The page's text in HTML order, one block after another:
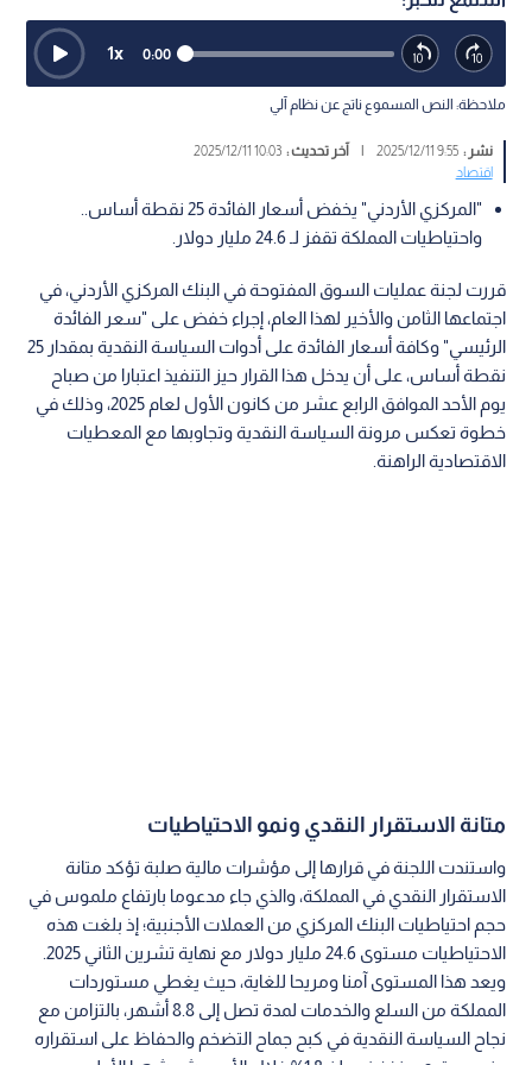
0:00
1x
ملاحظة: النص المسموع ناتج عن نظام آلي
نشر :9:55 2025/12/11 آخر تحديث :10:03 2025/12/11
اقتصاد
"المركزي الأردني" يخفض أسعار الفائدة 25 نقطة أساس..
واحتياطيات المملكة تقفز لـ 24.6 مليار دولار.
قررت لجنة عمليات السوق المفتوحة في البنك المركزي الأردني، في
اجتماعها الثامن والأخير لهذا العام، إجراء خفض على "سعر الفائدة
الرئيسي" وكافة أسعار الفائدة على أدوات السياسة النقدية بمقدار 25
نقطة أساس، على أن يدخل هذا القرار حيز التنفيذ اعتبارا من صباح
يوم الأحد الموافق الرابع عشر من كانون الأول لعام 2025، وذلك في
خطوة تعكس مرونة السياسة النقدية وتجاوبها مع المعطيات
الاقتصادية الراهنة.
متانة الاستقرار النقدي ونمو الاحتياطيات
واستندت اللجنة في قرارها إلى مؤشرات مالية صلبة تؤكد متانة
الاستقرار النقدي في المملكة، والذي جاء مدعوما بارتفاع ملموس في
حجم احتياطيات البنك المركزي من العملات الأجنبية؛ إذ بلغت هذه
الاحتياطيات مستوى 24.6 مليار دولار مع نهاية تشرين الثاني 2025.
ويعد هذا المستوى آمنا ومريحا للغاية، حيث يغطي مستوردات
المملكة من السلع والخدمات لمدة تصل إلى 8.8 أشهر، بالتزامن مع
نجاح السياسة النقدية في كبح جماح التضخم والحفاظ على استقراره